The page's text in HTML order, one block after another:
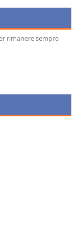
rimanere sempre